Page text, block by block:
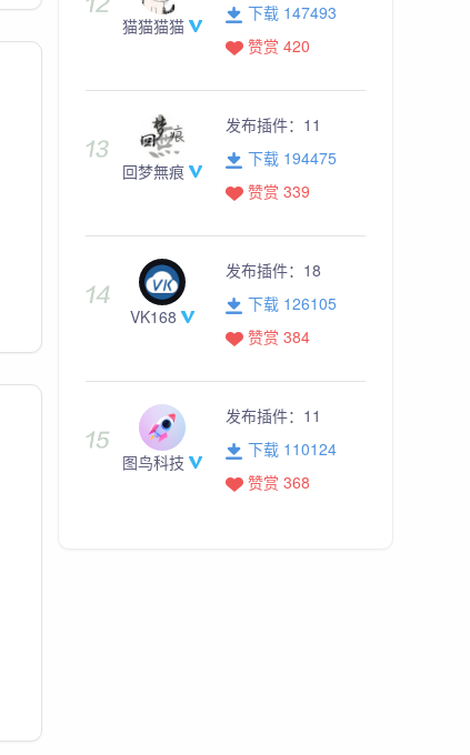
猫猫猫猫
下载 147493
赞赏 420
回梦無痕
发布插件： 11
下载 194475
赞赏 339
VK168
发布插件： 18
下载 126105
赞赏 384
图鸟科技
发布插件： 11
下载 110124
赞赏 368